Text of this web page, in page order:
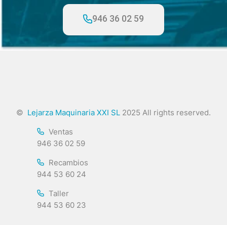
946 36 02 59
© Lejarza Maquinaria XXI SL 2025 All rights reserved.
Ventas
946 36 02 59
Recambios
944 53 60 24
Taller
944 53 60 23